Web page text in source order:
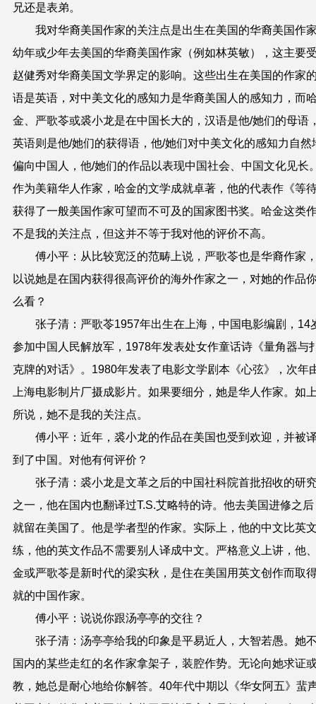
兄还是表弟。
我对华裔美国作家的关注点是出生在美国的华裔美国作
幼年或少年去美国的华裔美国作家（例如林英敏），这主要
赵健秀对华裔美国文学界定的影响。这些出生在美国的作家
语是英语，对中美文化的感知力是华裔美国人的感知力，而
金、严歌苓或裘小龙是在中国长大的，汉语是他/她们的母语
英语则是他/她们的获得语，他/她们对中美文化的感知力自然
偏向中国人，他/她们的作品以表现中国社会、中国文化见长
作为美籍华人作家，哈金的文学成就卓著，他的代表作《等
获得了一般美国作家可望而不可及的国家图书奖。哈金这类
不是我的关注点，但这并不等于我对他的评价不高。
傅小平：从比较宽泛的范畴上说，严歌苓也是华裔作家
以说她是在国内获得很高评价的海外作家之一，对她的作品
么看？
张子清：严歌苓1957年出生在上海，中国电影编剧，14
参加中国人民解放军，1978年发表处女作童话诗《量角器与
克牌的对话》。1980年发表了电影文学剧本《心弦》，次年
上海电影制片厂摄成影片。如果要细分，她是华人作家。如
所说，她不是我的关注点。
傅小平：近年，裘小龙的作品在美国也受到欢迎，并被
到了中国。对他有何评价？
张子清：裘小龙是文革之后的中国社科院首批招收的研
之一，他在国内也翻译过T.S.艾略特的诗。他去美国进修之后
就留在美国了。他是学者型的作家。实际上，他的中文比英
练，他的英文作品不需要别人译成中文。严格意义上讲，他
金或严歌苓是新时代的梁实秋，是住在美国用英文创作而取
就的中国作家。
傅小平：说说你跟汤亭亭的交往？
张子清：汤亭亭给我的印象是平易近人，大智若愚。她
国内的某些走红的名作家拿架子，装腔作势。无论向她求证
教，她总是耐心地给你解答。40年代中期以《华女阿五》蜚